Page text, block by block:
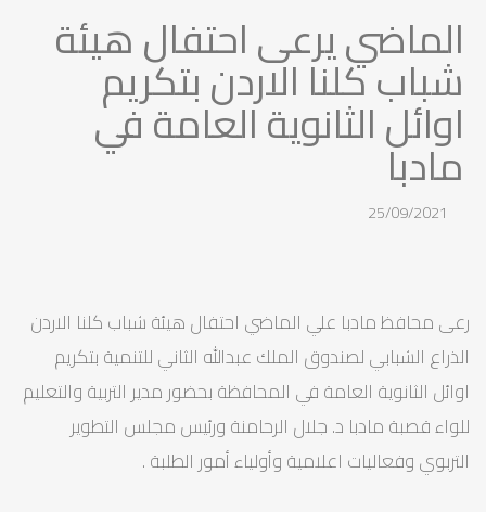
الماضي يرعى احتفال هيئة
شباب كلنا الاردن بتكريم
اوائل الثانوية العامة في
مادبا
25/09/2021
رعى محافظ مادبا علي الماضي احتفال هيئة شباب كلنا الاردن
الذراع الشبابي لصندوق الملك عبدالله الثاني للتنمية بتكريم
اوائل الثانوية العامة في المحافظة بحضور مدير التربية والتعليم
للواء قصبة مادبا د. جلال الرحامنة ورئيس مجلس التطوير
التربوي وفعاليات اعلامية وأولياء أمور الطلبة .